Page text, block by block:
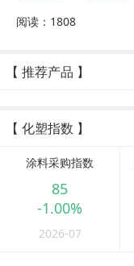
阅读：1808
【 推荐产品 】
【 化塑指数 】
涂料采购指数
85
-1.00%
2026-07